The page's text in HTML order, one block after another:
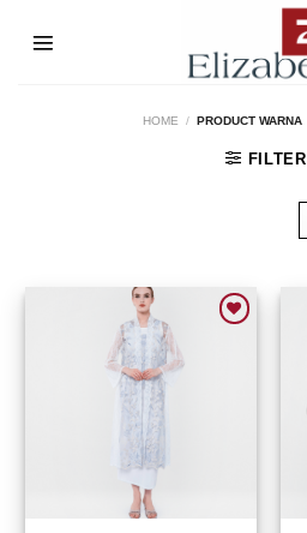
HOME / PRODUCT WARNA
FILTER
Add to wishlist